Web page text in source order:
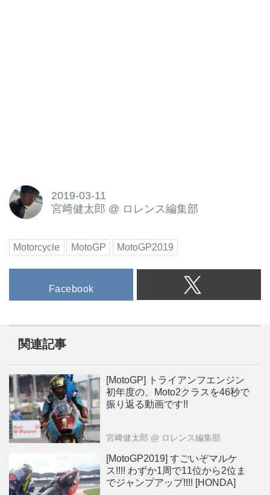
2019-03-11
宮﨑健太郎 @ ロレンス編集部
Motorcycle MotoGP MotoGP2019
Facebook
関連記事
[MotoGP] トライアンフエンジン
初年度の、Moto2クラスを46秒で
振り返る動画です!!
宮﨑健太郎 @ ロレンス編集部
[MotoGP2019] すごいぞマルケ
ス!!!! わずか1周で11位から2位ま
でジャンプアップ!!!! [HONDA]